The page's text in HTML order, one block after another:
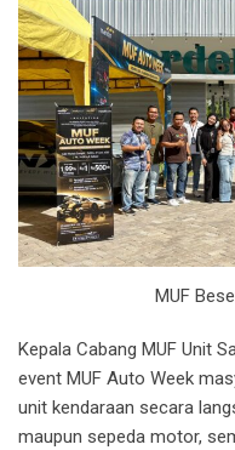
MUF
Kepala Cabang MUF Unit
event MUF Auto Week
unit kendaraan secara
maupun sepeda motor,